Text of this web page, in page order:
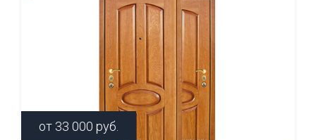
от 33 000 руб.